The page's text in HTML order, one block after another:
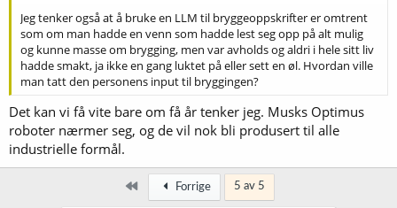
Jeg tenker også at å bruke en LLM til bryggeoppskrifter er omtrent
som om man hadde en venn som hadde lest seg opp på alt mulig
og kunne masse om brygging, men var avholds og aldri i hele sitt liv
hadde smakt, ja ikke en gang luktet på eller sett en øl. Hvordan ville
man tatt den personens input til bryggingen?
Det kan vi få vite bare om få år tenker jeg. Musks Optimus
roboter nærmer seg, og de vil nok bli produsert til alle
industrielle formål.
Først Forrige 5 av 5